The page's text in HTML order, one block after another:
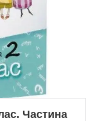
Частина